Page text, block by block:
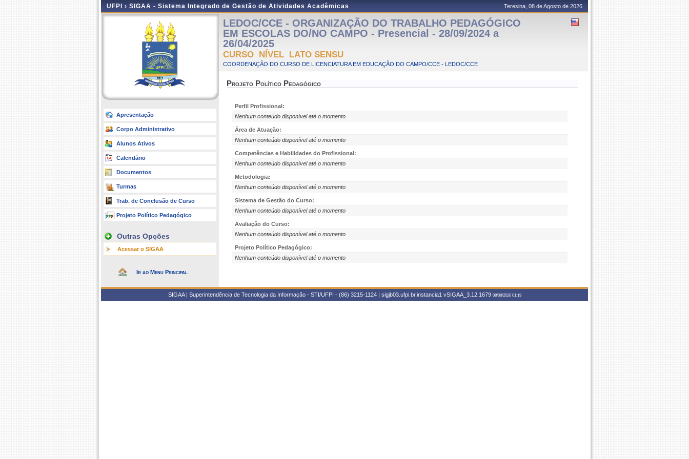
UFPI › SIGAA - Sistema Integrado de Gestão de Atividades Acadêmicas Teresina, 08 de Agosto de 2026
Apresentação
Corpo Administrativo
Alunos Ativos
Calendário
Documentos
Turmas
Trab. de Conclusão de Curso
Projeto Político Pedagógico
Outras Opções
Acessar o SIGAA
Ir ao Menu Principal
LEDOC/CCE - ORGANIZAÇÃO DO TRABALHO PEDAGÓGICO
EM ESCOLAS DO/NO CAMPO - Presencial - 28/09/2024 a
26/04/2025
CURSO NÍVEL LATO SENSU
COORDENAÇÃO DO CURSO DE LICENCIATURA EM EDUCAÇÃO DO CAMPO/CCE - LEDOC/CCE
Projeto Político Pedagógico
Perfil Profissional:
Nenhum conteúdo disponível até o momento
Área de Atuação:
Nenhum conteúdo disponível até o momento
Competências e Habilidades do Profissional:
Nenhum conteúdo disponível até o momento
Metodologia:
Nenhum conteúdo disponível até o momento
Sistema de Gestão do Curso:
Nenhum conteúdo disponível até o momento
Avaliação do Curso:
Nenhum conteúdo disponível até o momento
Projeto Político Pedagógico:
Nenhum conteúdo disponível até o momento
SIGAA | Superintendência de Tecnologia da Informação - STI/UFPI - (86) 3215-1124 | sigjb03.ufpi.br.instancia1 vSIGAA_3.12.1679 08/08/2026 01:19